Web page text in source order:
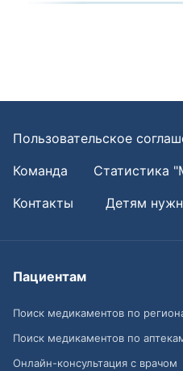
Пользовательское
Команда
Статистика
Контакты
Детям
Пациентам
Поиск медикаментов по
Поиск медикаментов по
Онлайн-консультация с врачом